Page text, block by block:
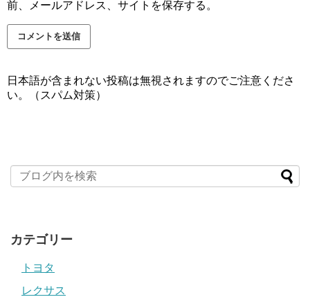
前、メールアドレス、サイトを保存する。
日本語が含まれない投稿は無視されますのでご注意くださ
い。（スパム対策）
カテゴリー
トヨタ
レクサス